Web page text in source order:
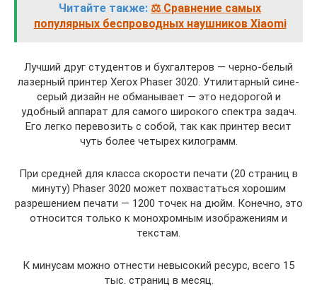
Читайте также: ⚖️ Сравнение самых
популярных беспроводных наушников Xiaomi
Лучший друг студентов и бухгалтеров — черно-белый
лазерный принтер Xerox Phaser 3020. Утилитарный сине-
серый дизайн не обманывает — это недорогой и
удобный аппарат для самого широкого спектра задач.
Его легко перевозить с собой, так как принтер весит
чуть более четырех килограмм.
При средней для класса скорости печати (20 страниц в
минуту) Phaser 3020 может похвастаться хорошим
разрешением печати — 1200 точек на дюйм. Конечно, это
относится только к монохромным изображениям и
текстам.
К минусам можно отнести невысокий ресурс, всего 15
тыс. страниц в месяц.